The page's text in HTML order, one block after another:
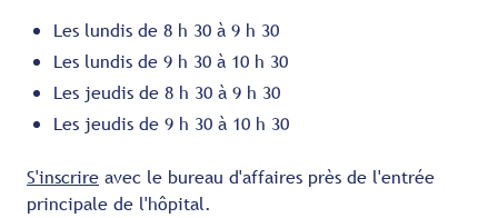
Les lundis de 8 h 30 à 9 h 30
Les lundis de 9 h 30 à 10 h 30
Les jeudis de 8 h 30 à 9 h 30
Les jeudis de 9 h 30 à 10 h 30
S'inscrire avec le bureau d'affaires près de l'entrée
principale de l'hôpital.